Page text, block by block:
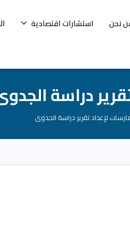
نحن استشارات اقتصادية
دراسة
لإعداد تقرير دراسة الجدوى